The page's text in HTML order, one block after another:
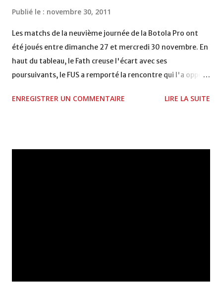
Publié le : novembre 30, 2011
Les matchs de la neuvième journée de la Botola Pro ont
été joués entre dimanche 27 et mercredi 30 novembre. En
haut du tableau, le Fath creuse l'écart avec ses
poursuivants, le FUS a remporté la rencontre qui l'a opposé
2, Badr Kachani a ouvert la marque à la 38e pour les
ENREGISTRER UN COMMENTAIRE LIRE LA SUITE